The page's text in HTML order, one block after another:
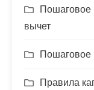
Пошаговое
вычет
Пошаговое
Правила